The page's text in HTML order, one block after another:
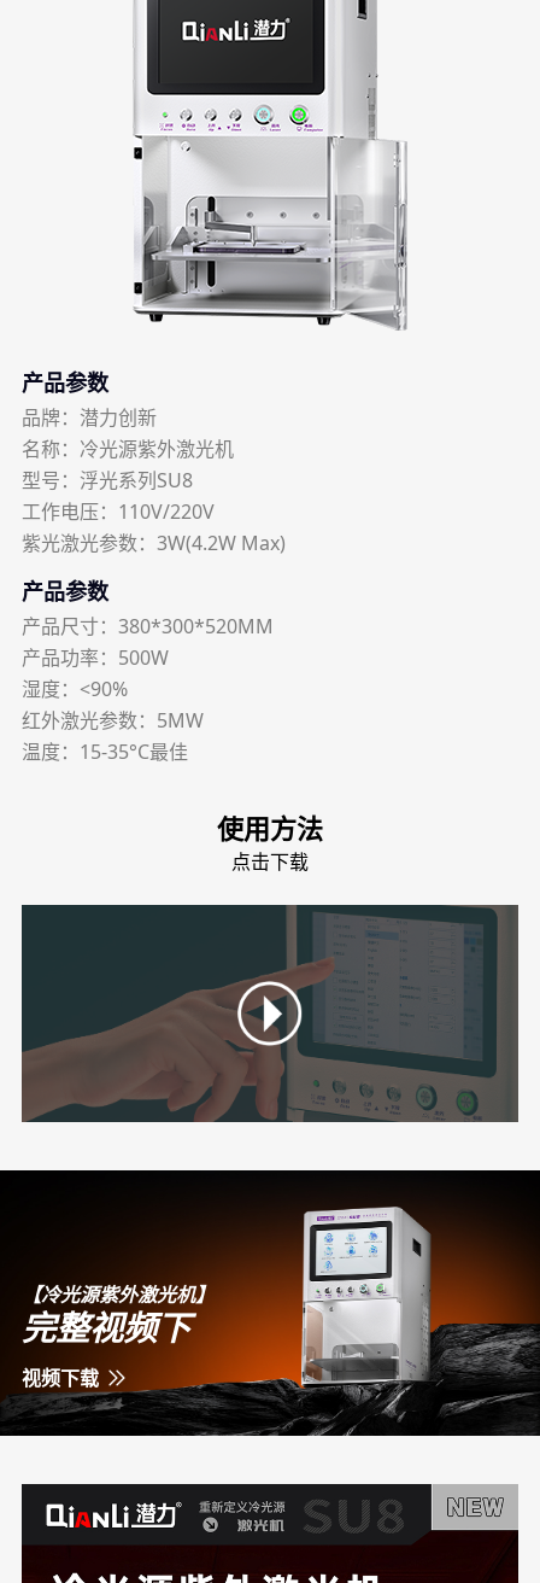
产品参数
品牌：潜力创新
名称：冷光源紫外激光机
型号：浮光系列SU8
工作电压：110V/220V
紫光激光参数：3W(4.2W Max)
产品参数
产品尺寸：380*300*520MM
产品功率：500W
湿度：<90%
红外激光参数：5MW
温度：15-35°C最佳
使用方法
点击下载
【冷光源紫外激光机】
完整视频下
视频下载